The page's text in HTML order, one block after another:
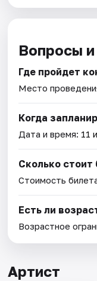
Вопросы
Где пройдет
Место
Когда
Дата и время: 11
Сколько стоит
Стоимость
Есть ли
Возрастное
Артист